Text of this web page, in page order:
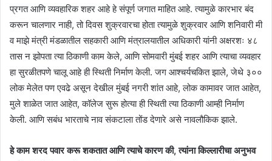
प्रगत आणि व्यवहारिक शहर आहे हे संपूर्ण जगात माहित आहे. त्यामुळे कारभार बंद
करून चालणार नाही, तो दिवस शुक्रवारचा होता त्यामुळे शुक्रवार आणि शनिवारी मी
व माझे मंत्री मंडळातील सहकारी आणि मंत्रालयातील अधिकारी यांनी अक्षरशः ४८
तास न झोपता त्या ठिकाणी काम केले, आणि सोमवारी मुंबई शहर आणि त्याचा व्यवहार
हा सुरळीतपणे चालू आहे ही स्थिती निर्माण केली. जग आश्चर्यचकित झाले, जेथे ३००
लोक मेलेत पण एवढे असून देखील मुंबई नगरी शांत आहे, लोक कामावर जात आहेत,
मुले शाळेत जात आहेत, कॉलेज सुरू होत्या ही स्थिती त्या ठिकाणी आम्ही निर्माण
केली. आणि सबंध भारताचे नाव संकटाला तोंड देणारे असे नावलौकिक झाले.
हे काम शरद पवार करू शकतात आणि त्याचे कारण की, त्यांना किल्लारीचा अनुभव